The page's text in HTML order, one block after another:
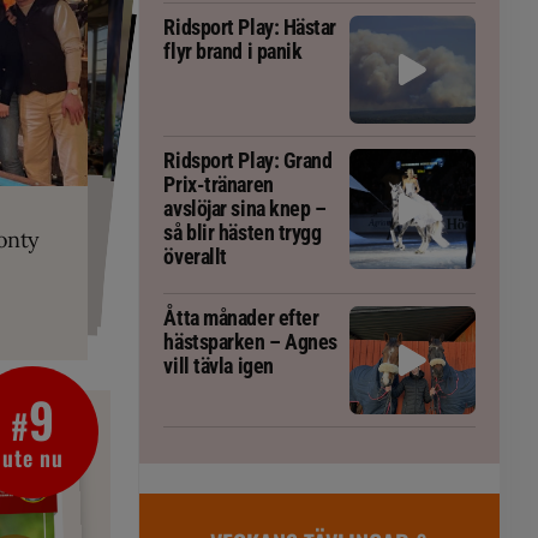
är allt
fång
blivit
tränaren
#9
ute nu
Ridsport Play: Hästar
flyr brand i panik
Ridsport Play: Grand
Prix-tränaren
avslöjar sina knep –
så blir hästen trygg
överallt
Åtta månader efter
hästsparken – Agnes
vill tävla igen